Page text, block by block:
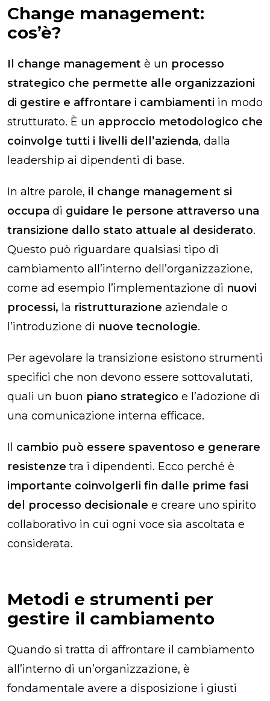
Change management:
cos’è?
Il change management è un processo
strategico che permette alle organizzazioni
di gestire e affrontare i cambiamenti in modo
strutturato. È un approccio metodologico che
coinvolge tutti i livelli dell’azienda, dalla
leadership ai dipendenti di base.
In altre parole, il change management si
occupa di guidare le persone attraverso una
transizione dallo stato attuale al desiderato.
Questo può riguardare qualsiasi tipo di
cambiamento all’interno dell’organizzazione,
come ad esempio l’implementazione di nuovi
processi, la ristrutturazione aziendale o
l’introduzione di nuove tecnologie.
Per agevolare la transizione esistono strumenti
specifici che non devono essere sottovalutati,
quali un buon piano strategico e l’adozione di
una comunicazione interna efficace.
Il cambio può essere spaventoso e generare
resistenze tra i dipendenti. Ecco perché è
importante coinvolgerli fin dalle prime fasi
del processo decisionale e creare uno spirito
collaborativo in cui ogni voce sia ascoltata e
considerata.
Metodi e strumenti per
gestire il cambiamento
Quando si tratta di affrontare il cambiamento
all’interno di un’organizzazione, è
fondamentale avere a disposizione i giusti